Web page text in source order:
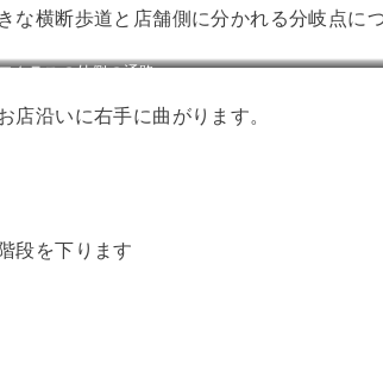
な横断歩道と店舗側に分かれる分岐点につ
クラスの外側の通路
店沿いに右手に曲がります。
段を下ります